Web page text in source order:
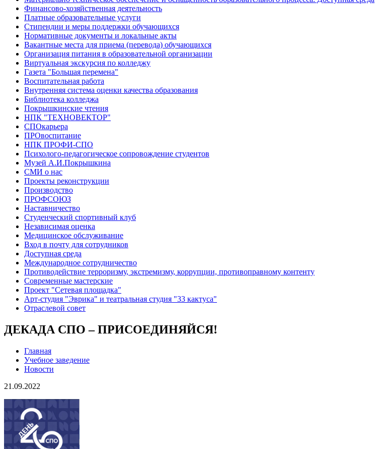
Финансово-хозяйственная деятельность
Платные образовательные услуги
Стипендии и меры поддержки обучающихся
Нормативные документы и локальные акты
Вакантные места для приема (перевода) обучающихся
Организация питания в образовательной организации
Виртуальная экскурсия по колледжу
Газета "Большая перемена"
Воспитательная работа
Внутренняя система оценки качества образования
Библиотека колледжа
Покрышкинские чтения
НПК "ТЕХНОВЕКТОР"
СПОкарьера
ПРОвоспитание
НПК ПРОФИ-СПО
Психолого-педагогическое сопровождение студентов
Музей А.И.Покрышкина
СМИ о нас
Проекты реконструкции
Производство
ПРОФСОЮЗ
Наставничество
Студенческий спортивный клуб
Независимая оценка
Медицинское обслуживание
Вход в почту для сотрудников
Доступная среда
Международное сотрудничество
Противодействие терроризму, экстремизму, коррупции, противоправному контенту
Современные мастерские
Проект "Сетевая площадка"
Арт-студия "Эврика" и театральная студия "33 кактуса"
Отраслевой совет
ДЕКАДА СПО – ПРИСОЕДИНЯЙСЯ!
Главная
Учебное заведение
Новости
21.09.2022